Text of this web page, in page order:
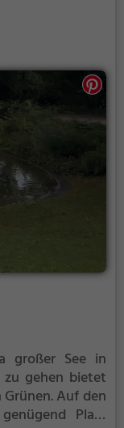
großer See in
gehen bietet
Auf den
Platz